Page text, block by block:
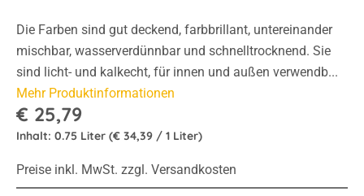
Die Farben sind gut deckend, farbbrillant, untereinander
mischbar, wasserverdünnbar und schnelltrocknend. Sie
sind licht- und kalkecht, für innen und außen verwendb...
Mehr Produktinformationen
€ 25,79
Inhalt: 0.75 Liter (€ 34,39 / 1 Liter)
Preise inkl. MwSt. zzgl. Versandkosten